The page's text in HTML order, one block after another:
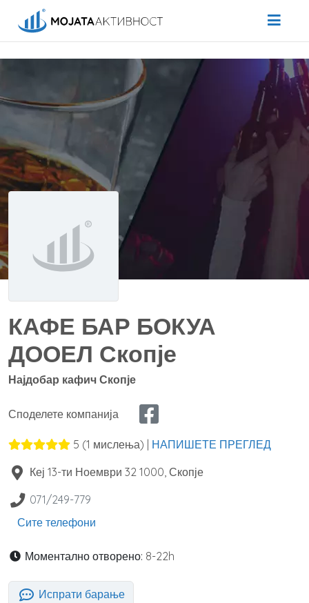
КАФЕ БАР БОКУА
ДООЕЛ Скопје
Најдобар кафич Скопје
Споделете компанија
5 (1 мислења) | НАПИШЕТЕ ПРЕГЛЕД
Кеј 13-ти Ноември 32 1000 Скопје
071/249-779
Сите телефони
Моментално отворено: 8-22h
Испрати барање